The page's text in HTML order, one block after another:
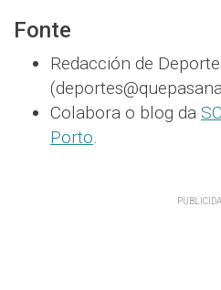
Fonte
Redacción de
Colabora o blog da
Porto.